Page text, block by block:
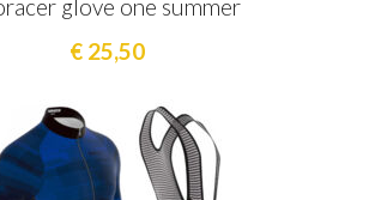
glove one summer
€ 25,50